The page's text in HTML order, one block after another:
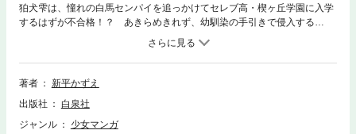
狛犬雫は、憧れの白馬センパイを追っかけてセレブ高・楔ヶ丘学園に入学
するはずが不合格！？ あきらめきれず、幼馴染の手引きで侵入する
も…。３人の男子に迫られる、ちょっとえっちな学園主従ラブ。 (この話
は、コミックス「今夜は誰に抱かれたい？ 第 1巻」に収録されていま
す。)
著者
新平かずえ
出版社
白泉社
ジャンル
少女マンガ